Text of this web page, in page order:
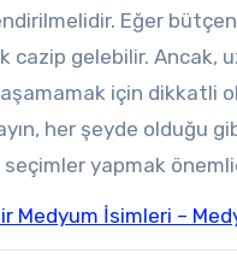
Eğer
cazip gelebilir. Ancak,
için dikkatli
her şeyde olduğu
yapmak
Medyum İsimleri –